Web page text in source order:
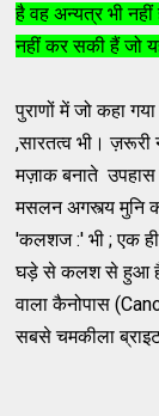
है वह अन्यत्र भी
नहीं कर सकी हैं जो
पुराणों में जो कहा
,सारतत्व भी।
मज़ाक बनाते
मसलन अगस्त्य मुनि
'कलशज :' भी ; एक ही
घड़े से कलश से हुआ है
वाला कैनोपास
सबसे चमकीला